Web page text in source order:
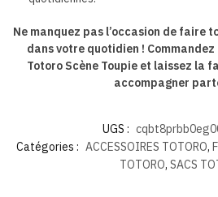
Ne manquez pas l’occasion de faire
dans votre quotidien !
Totoro Scène Toupie et laissez la
accompagner
UGS :
Catégories : ACCESSOIRES TOTORO,
TOTORO, SACS